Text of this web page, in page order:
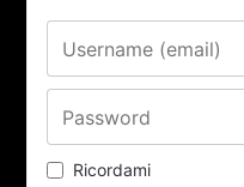
Ricordami